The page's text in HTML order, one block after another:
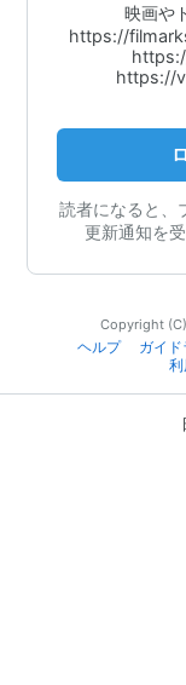
映画や
https://
https://
読者になると、
更新通知を
Copyright
ヘルプ
ガイド